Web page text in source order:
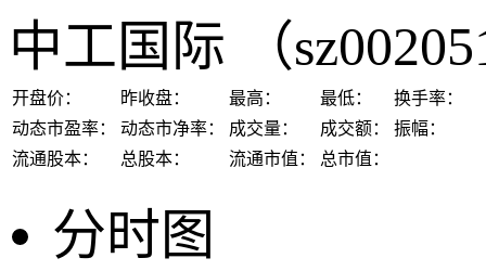
中工国际
（
开盘价： 昨收盘： 最高： 最低：
换手率：
动态市盈率：
动态市净率： 成交量： 成交额：
振幅：
流通股本：
总股本： 流通市值： 总市值：
分时图